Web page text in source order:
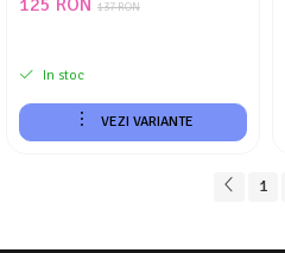
137 RON
125 RON
In stoc
VEZI VARIANTE
1